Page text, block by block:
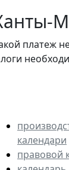
календари
правовой